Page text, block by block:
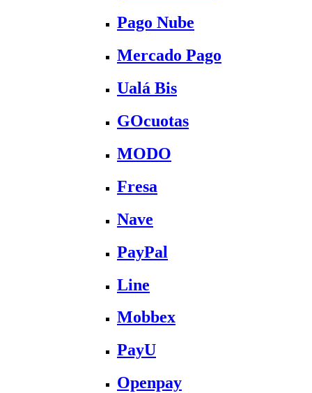
Pago Nube
Mercado Pago
Ualá Bis
GOcuotas
MODO
Fresa
Nave
PayPal
Line
Mobbex
PayU
Openpay